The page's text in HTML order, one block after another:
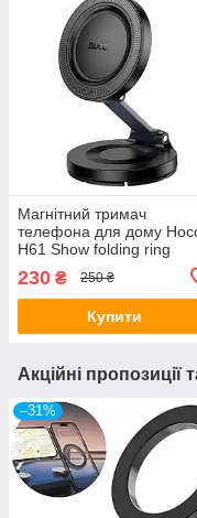
Магнітний тримач
телефона для дому
H61 Show folding ring
magnetic car holder (4.5-
7") Black
230 ₴ 250 ₴
Купити
Акційні пропозиції
–31%